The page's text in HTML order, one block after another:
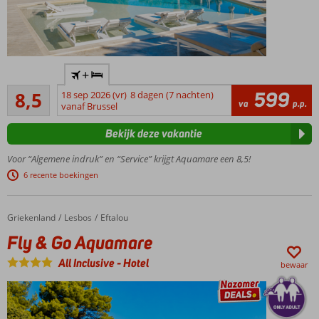
minimale
leeftijd
16 jaar
en
groene
omgeving
Kleinschalig
hotel
loopafstand
van het
Shuttleservice
naar Molyvos
8,5
Aanrader
408
beoordelingen
+
18 sep 2026 (vr) 8 dagen (7 nachten)
vanaf Brussel
va 599 p.p.
Voor “Algemene indruk” en “Service” krijgt Aquamare een 8,5!
6 recente boekingen
Bekijk deze vakantie
Home
Griekenland Lesbos Eftalou
Fly & Go Aquamare
Fly & Go Aquamare
All Inclusive-Hotel bewaar